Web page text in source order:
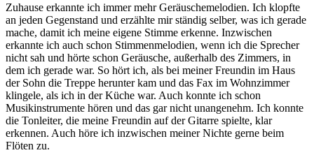
Zuhause erkannte ich immer mehr Geräuschemelodien. Ich klopfte
an jeden Gegenstand und erzählte mir ständig selber, was ich gerade
mache, damit ich meine eigene Stimme erkenne. Inzwischen
erkannte ich auch schon Stimmenmelodien, wenn ich die Sprecher
nicht sah und hörte schon Geräusche, außerhalb des Zimmers, in
dem ich gerade war. So hört ich, als bei meiner Freundin im Haus
der Sohn die Treppe herunter kam und das Fax im Wohnzimmer
klingele, als ich in der Küche war. Auch konnte ich schon
Musikinstrumente hören und das gar nicht unangenehm. Ich konnte
die Tonleiter, die meine Freundin auf der Gitarre spielte, klar
erkennen. Auch höre ich inzwischen meiner Nichte gerne beim
Flöten zu.